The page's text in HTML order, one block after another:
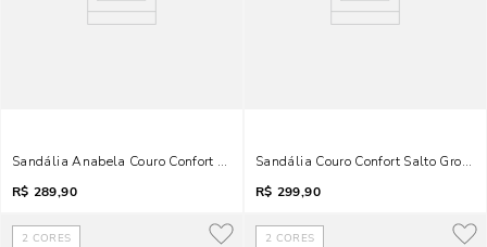
Sandália Anabela Couro Confort Marrom Terracota
R$ 289,90
Sandália Couro Confort Salto
R$ 299,90
2 CORES 2 CORES